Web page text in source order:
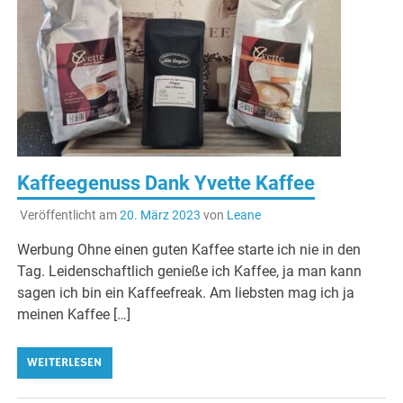
Kaffeegenuss Dank Yvette Kaffee
Veröffentlicht am20. März 2023 von Leane
Werbung Ohne einen guten Kaffee starte ich nie in den
Tag. Leidenschaftlich genieße ich Kaffee, ja man kann
sagen ich bin ein Kaffeefreak. Am liebsten mag ich ja
meinen Kaffee […]
WEITERLESEN